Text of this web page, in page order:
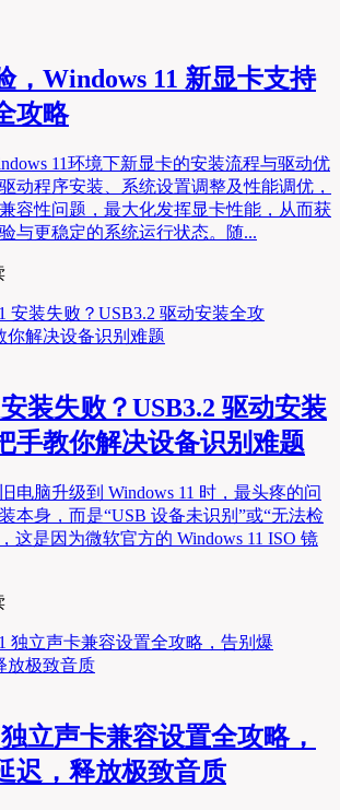
，Windows 11 新显卡支持
攻略
11环境下新显卡的安装流程与驱动优
动程序安装、系统设置调整及性能调优，
容性问题，最大化发挥显卡性能，从而获
与更稳定的系统运行状态。随...
装失败？USB3.2 驱动安装
手教你解决设备识别难题
电脑升级到 Windows 11 时，最头疼的问
本身，而是“USB 设备未识别”或“无法检
这是因为微软官方的 Windows 11 ISO 镜
立声卡兼容设置全攻略，
迟，释放极致音质